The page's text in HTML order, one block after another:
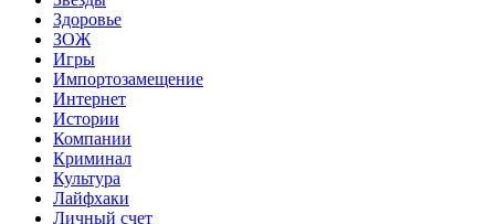
Здоровье
ЗОЖ
Игры
Импортозамещение
Интернет
Истории
Компании
Криминал
Культура
Лайфхаки
Личный счет